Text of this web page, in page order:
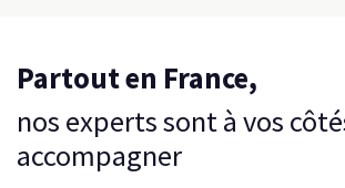
Partout en France,
nos experts sont à vos
accompagner